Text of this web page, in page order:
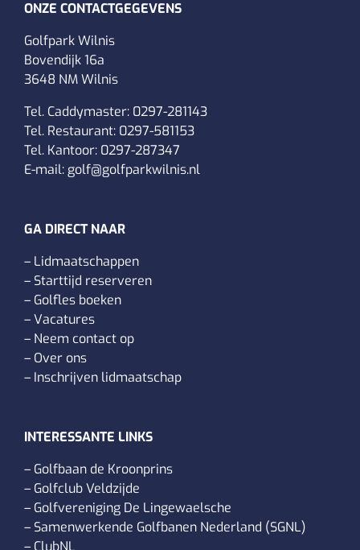
ONZE CONTACTGEGEVENS
Golfpark Wilnis
Bovendijk 16a
3648 NM Wilnis
Tel. Caddymaster: 0297-281143
Tel. Restaurant: 0297-581153
Tel. Kantoor: 0297-287347
E-mail:golf@golfparkwilnis.nl
GA DIRECT NAAR
– Lidmaatschappen
– Starttijd reserveren
– Golfles boeken
–Vacatures
– Neem contact op
– Over ons
– Inschrijven lidmaatschap
INTERESSANTE LINKS
– Golfbaan de Kroonprins
– Golfclub Veldzijde
– Golfvereniging De Lingewaelsche
– Samenwerkende Golfbanen Nederland (SGNL)